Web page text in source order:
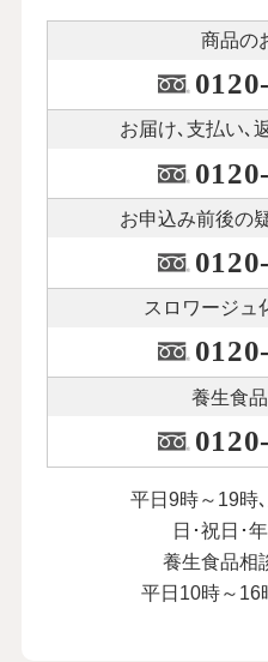
商品の
お届け､支払い､
お申込み前後の
スロワージュ
養生食
平日9時～19時
日･祝日･
養生食品相
平日10時～16